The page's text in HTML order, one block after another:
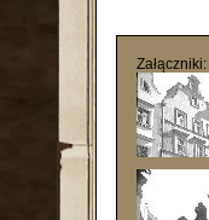
Załączniki: